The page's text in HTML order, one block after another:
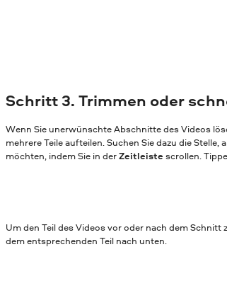
Schritt 3. Trimmen oder
Wenn Sie unerwünschte Abschnitte des Videos
mehrere Teile aufteilen. Suchen Sie dazu die
möchten, indem Sie in derZeitleiste scrollen.
Um den Teil des Videos vor oder nach dem Schnitt
dem entsprechenden Teil nach unten.